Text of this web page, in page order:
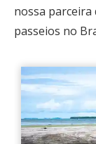
nossa parceira
passeios no